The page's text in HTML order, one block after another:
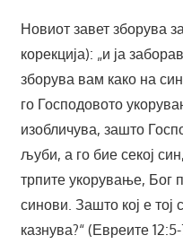
Новиот завет зборува
корекција): „и ја
зборува вам како на
го Господовото
изобличува, зашто
љуби, а го бие секој
трпите укорување, Бог
синови. Зашто кој е тој
казнува?“ (Евреите